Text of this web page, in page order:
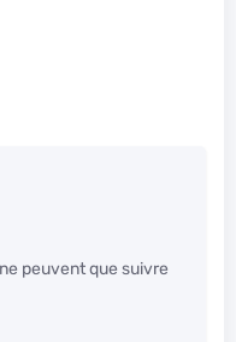
peuvent que suivre